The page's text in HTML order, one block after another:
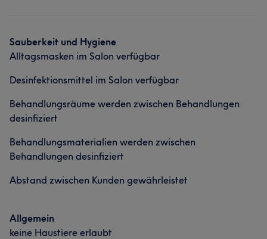
Kompetent 13 Professionell
Geschult
Sauberkeit und Hygiene
Alltagsmasken im Salon verfügbar
Desinfektionsmittel im Salon verfügbar
Behandlungsräume werden zwischen Behandlungen
desinfiziert
Behandlungsmaterialien werden zwischen
Behandlungen desinfiziert
Abstand zwischen Kunden gewährleistet
Allgemein
keine Haustiere erlaubt